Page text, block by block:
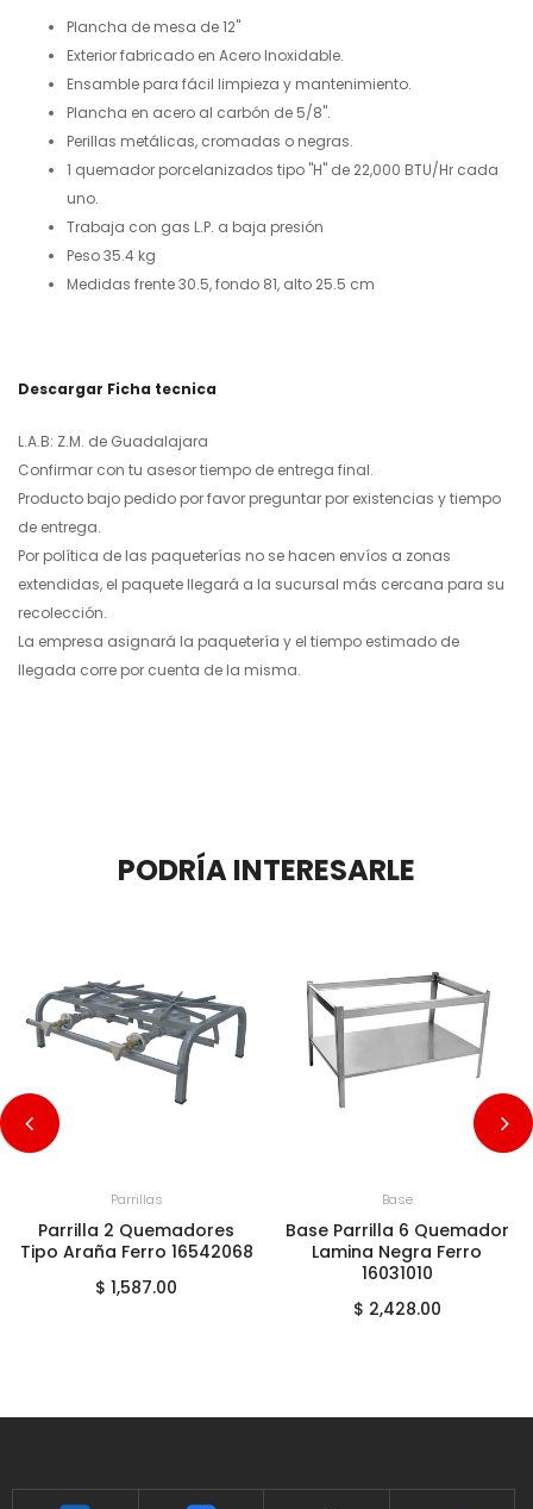
Plancha de mesa de 12"
Exterior fabricado en Acero Inoxidable.
Ensamble para fácil limpieza y mantenimiento.
Plancha en acero al carbón de 5/8".
Perillas metálicas, cromadas o negras.
1 quemador porcelanizados tipo "H" de 22,000 BTU/Hr cada
uno.
Trabaja con gas L.P. a baja presión
Peso 35.4 kg
Medidas frente 30.5, fondo 81, alto 25.5 cm
Descargar Ficha tecnica
L.A.B: Z.M. de Guadalajara
Confirmar con tu asesor tiempo de entrega final.
Producto bajo pedido por favor preguntar por existencias y tiempo
de entrega.
Por política de las paqueterías no se hacen envíos a zonas
extendidas, el paquete llegará a la sucursal más cercana para su
recolección.
La empresa asignará la paquetería y el tiempo estimado de
llegada corre por cuenta de la misma.
PODRÍA INTERESARLE
AGREGAR AL CARRITO
Parrillas
Parrilla 2 Quemadores
Tipo Araña Ferro 16542068
$ 1,587.00
AGREGAR AL CARRITO
Base
Base Parrilla 6 Quemador
Lamina Negra Ferro
16031010
$ 2,428.00